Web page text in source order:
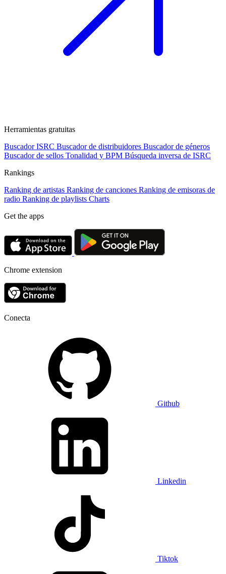
Herramientas gratuitas
Buscador ISRC Buscador de distribuidores Buscador de géneros
Buscador de sellos Tonalidad y BPM Búsqueda inversa de ISRC
Rankings
Ranking de artistas Ranking de canciones Ranking de emisoras de
radio Ranking de playlists Charts
Get the apps
Chrome extension
Conecta
Github
Linkedin
Tiktok